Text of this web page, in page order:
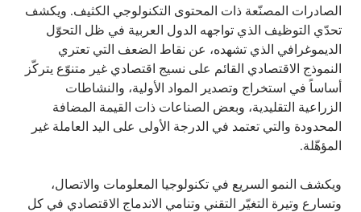
الصادرات المصنّعة ذات المحتوى التكنولوجي الكثيف. ويكشف
تحدّي التوظيف الذي تواجهه الدول العربية في ظل التحوّل
الديموغرافي الذي تشهده، عن نقاط الضعف التي تعتري
النموذج الاقتصادي القائم على نسيج اقتصادي غير متنوّع يتركّز
أساساً في استخراج وتصدير المواد الأولية، والنشاطات
الزراعية التقليدية، وبعض الصناعات ذات القيمة المضافة
المحدودة والتي تعتمد في الدرجة الأولى على اليد العاملة غير
المؤهّلة.
ويكشف النمو السريع في تكنولوجيا المعلومات والاتصال،
وتسارع وتيرة التغيّر التقني وتنامي الاندماج الاقتصادي في كل